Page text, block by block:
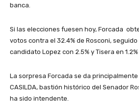
banca.
Si las elecciones fuesen hoy, Forcada
votos contra el 32.4% de Rosconi,
candidato Lopez con 2.5% y Tisera en 1.2%
La sorpresa Forcada se da
CASILDA, bastión histórico del Senador
ha sido intendente.